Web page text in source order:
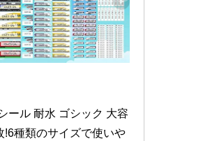
ール 耐水 ゴシック 大容
!6種類のサイズで使いや